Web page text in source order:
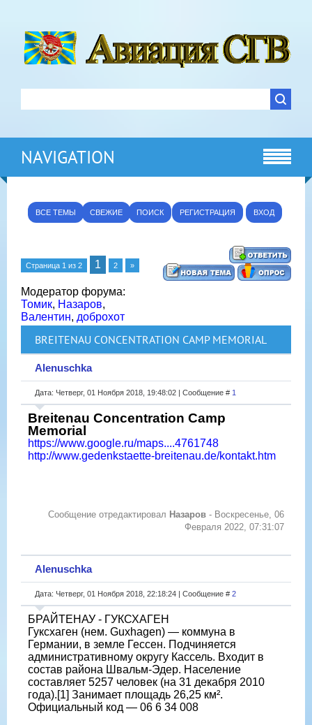
NAVIGATION
ВСЕ ТЕМЫ СВЕЖИЕ ПОИСК РЕГИСТРАЦИЯ ВХОД
Страница 1 из 2 1 2 »
Модератор форума:
Томик, Назаров,
Валентин, доброхот
BREITENAU CONCENTRATION CAMP MEMORIAL
Alenuschka
Дата: Четверг, 01 Ноября 2018, 19:48:02 | Сообщение # 1
Breitenau Concentration Camp
Memorial
https://www.google.ru/maps....4761748
http://www.gedenkstaette-breitenau.de/kontakt.htm
Сообщение отредактировал Назаров - Воскресенье, 06
Февраля 2022, 07:31:07
Alenuschka
Дата: Четверг, 01 Ноября 2018, 22:18:24 | Сообщение # 2
БРАЙТЕНАУ - ГУКСХАГЕН
Гуксхаген (нем. Guxhagen) — коммуна в
Германии, в земле Гессен. Подчиняется
административному округу Кассель. Входит в
состав района Швальм-Эдер. Население
составляет 5257 человек (на 31 декабря 2010
года).[1] Занимает площадь 26,25 км².
Официальный код — 06 6 34 008